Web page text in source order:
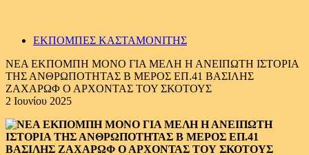
ΕΚΠΟΜΠΕΣ ΚΑΣΤΑΜΟΝΙΤΗΣ
ΝΕΑ ΕΚΠΟΜΠΗ ΜΟΝΟ ΓΙΑ ΜΕΛΗ Η ΑΝΕΙΠΩΤΗ ΙΣΤΟΡΙΑ
ΤΗΣ ΑΝΘΡΩΠΟΤΗΤΑΣ Β ΜΕΡΟΣ ΕΠ.41 ΒΑΣΙΛΗΣ
ΖΑΧΑΡΩΦ Ο ΑΡΧΟΝΤΑΣ ΤΟΥ ΣΚΟΤΟΥΣ
2 Ιουνίου 2025